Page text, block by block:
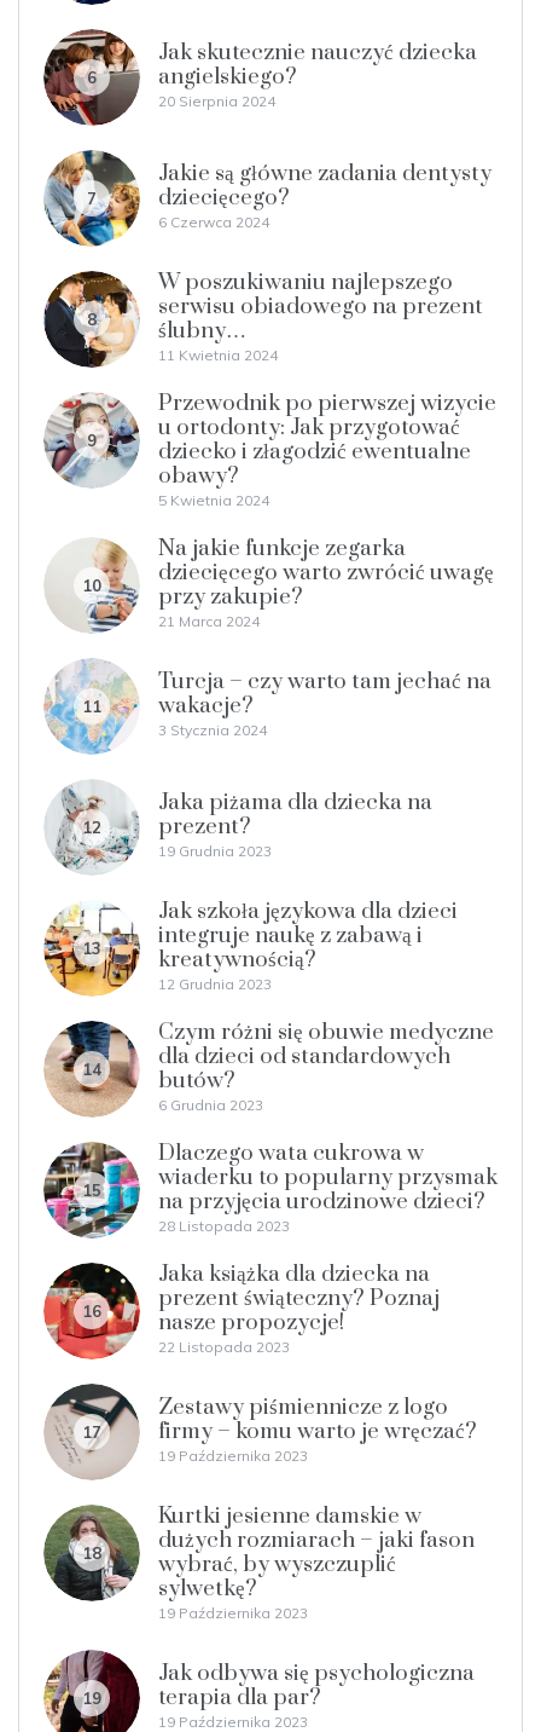
6
Jak skutecznie nauczyć dziecka
angielskiego?
20 Sierpnia 2024
7
Jakie są główne zadania dentysty
dziecięcego?
6 Czerwca 2024
8
W poszukiwaniu najlepszego
serwisu obiadowego na prezent
ślubny…
11 Kwietnia 2024
9
Przewodnik po pierwszej wizycie
u ortodonty: Jak przygotować
dziecko i złagodzić ewentualne
obawy?
5 Kwietnia 2024
10
Na jakie funkcje zegarka
dziecięcego warto zwrócić uwagę
przy zakupie?
21 Marca 2024
11
Turcja – czy warto tam jechać na
wakacje?
3 Stycznia 2024
12
Jaka piżama dla dziecka na
prezent?
19 Grudnia 2023
13
Jak szkoła językowa dla dzieci
integruje naukę z zabawą i
kreatywnością?
12 Grudnia 2023
14
Czym różni się obuwie medyczne
dla dzieci od standardowych
butów?
6 Grudnia 2023
15
Dlaczego wata cukrowa w
wiaderku to popularny przysmak
na przyjęcia urodzinowe dzieci?
28 Listopada 2023
16
Jaka książka dla dziecka na
prezent świąteczny? Poznaj
nasze propozycje!
22 Listopada 2023
17
Zestawy piśmiennicze z logo
firmy – komu warto je wręczać?
19 Października 2023
18
Kurtki jesienne damskie w
dużych rozmiarach – jaki fason
wybrać, by wyszczuplić
sylwetkę?
19 Października 2023
19
Jak odbywa się psychologiczna
terapia dla par?
19 Października 2023